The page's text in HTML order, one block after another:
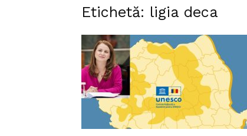
Etichetă: ligia deca